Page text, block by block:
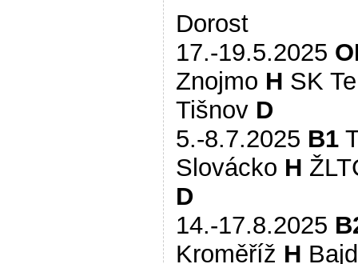
Dorost
17.-19.5.2025
Znojmo H SK
Tišnov D
5.-8.7.2025 B1
Slovácko H
D
14.-17.8.2025
Kroměříž H